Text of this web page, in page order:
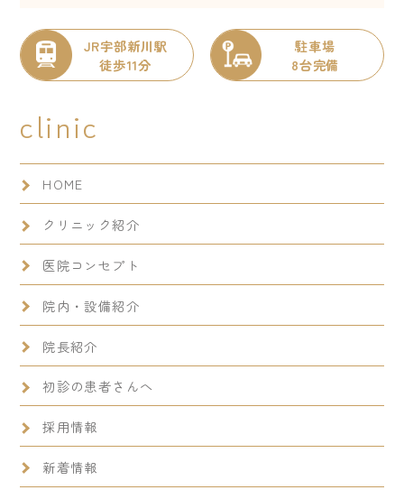
JR宇部新川駅
徒歩11分
駐車場
8台完備
clinic
HOME
クリニック紹介
医院コンセプト
院内・設備紹介
院長紹介
初診の患者さんへ
採用情報
新着情報